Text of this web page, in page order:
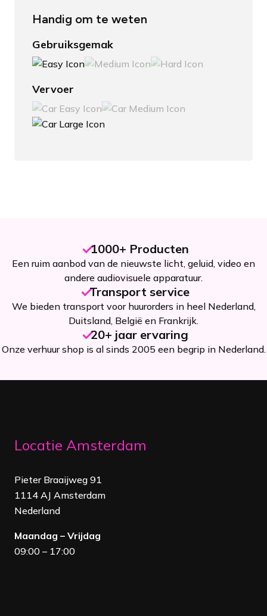
Handig om te weten
Gebruiksgemak
Vervoer
1000+ Producten
Een ruim aanbod van de nieuwste licht, geluid, video en
andere audiovisuele apparatuur.
Transport service
We bieden transport voor huurorders in heel Nederland,
Duitsland, België en Frankrijk.
20+ jaar ervaring
Onze verhuur shop is al sinds 2005 een begrip in Nederland.
Locatie Amsterdam
Pieter Braaijweg 91
1114 AJ Amsterdam
Nederland
Maandag – Vrijdag
09:00 – 17:00